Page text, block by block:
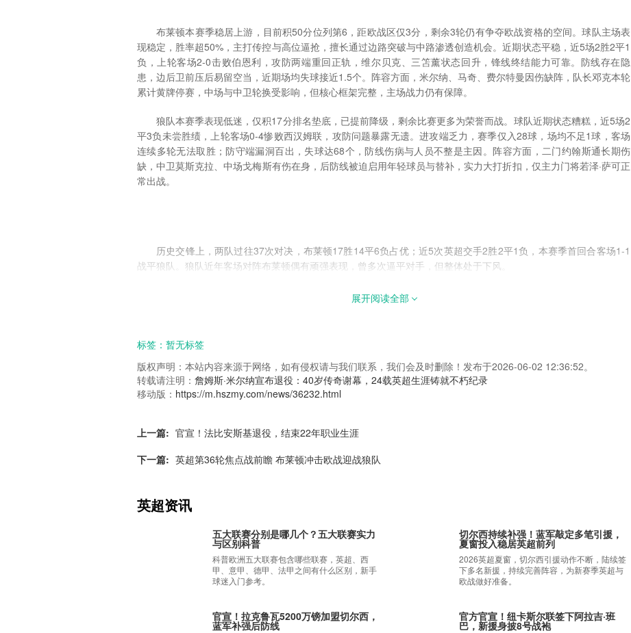
布莱顿本赛季稳居上游，目前积50分位列第6，距欧战区仅3分，剩余3轮仍有争夺欧战资格的空间。球队主场表
现稳定，胜率超50%，主打传控与高位逼抢，擅长通过边路突破与中路渗透创造机会。近期状态平稳，近5场2胜2平1
负，上轮客场2-0击败伯恩利，攻防两端重回正轨，维尔贝克、三笘薰状态回升，锋线终结能力可靠。防线存在隐
患，边后卫前压后易留空当，近期场均失球接近1.5个。阵容方面，米尔纳、马奇、费尔特曼因伤缺阵，队长邓克本轮
累计黄牌停赛，中场与中卫轮换受影响，但核心框架完整，主场战力仍有保障。
狼队本赛季表现低迷，仅积17分排名垫底，已提前降级，剩余比赛更多为荣誉而战。球队近期状态糟糕，近5场2
平3负未尝胜绩，上轮客场0-4惨败西汉姆联，攻防问题暴露无遗。进攻端乏力，赛季仅入28球，场均不足1球，客场
连续多轮无法取胜；防守端漏洞百出，失球达68个，防线伤病与人员不整是主因。阵容方面，二门约翰斯通长期伤
缺，中卫莫斯克拉、中场戈梅斯有伤在身，后防线被迫启用年轻球员与替补，实力大打折扣，仅主力门将若泽·萨可正
常出战。
历史交锋上，两队过往37次对决，布莱顿17胜14平6负占优；近5次英超交手2胜2平1负，本赛季首回合客场1-1
战平狼队。狼队近年客场对阵布莱顿偶有顽强表现，曾多次逼平对手，但整体处于下风。
本场比赛，布莱顿大概率延续控球压制，依托主场优势，以中场传导调动狼队防线，重点冲击对手残缺边路，维
整体来看，布莱顿在实力、状态、阵容完整性及历史交锋上均占优，主场抢分战意强烈；狼队提前降级、阵容残
缺、士气低迷，客场难有作为。本场布莱顿主导节奏、全取三分的可能性更大，狼队或凭借顽强防守避免大比分失
利。
展开阅读全部
标签： 暂无标签
版权声明：本站内容来源于网络，如有侵权请与我们联系，我们会及时删除！发布于2026-06-02 12:36:52。
转载请注明： 詹姆斯·米尔纳宣布退役：40岁传奇谢幕，24载英超生涯铸就不朽纪录
移动版： https://m.hszmy.com/news/36232.html
上一篇: 官宣！法比安斯基退役，结束22年职业生涯
下一篇: 英超第36轮焦点战前瞻 布莱顿冲击欧战迎战狼队
英超资讯
五大联赛分别是哪几个？五大联赛实力
与区别科普
科普欧洲五大联赛包含哪些联赛，英超、西
甲、意甲、德甲、法甲之间有什么区别，新手
球迷入门参考。
切尔西持续补强！蓝军敲定多笔引援，
夏窗投入稳居英超前列
2026英超夏窗，切尔西引援动作不断，陆续签
下多名新援，持续完善阵容，为新赛季英超与
欧战做好准备。
官宣！拉克鲁瓦5200万镑加盟切尔西，
蓝军补强后防线
官方官宣！纽卡斯尔联签下阿拉吉·班
巴，新援身披8号战袍